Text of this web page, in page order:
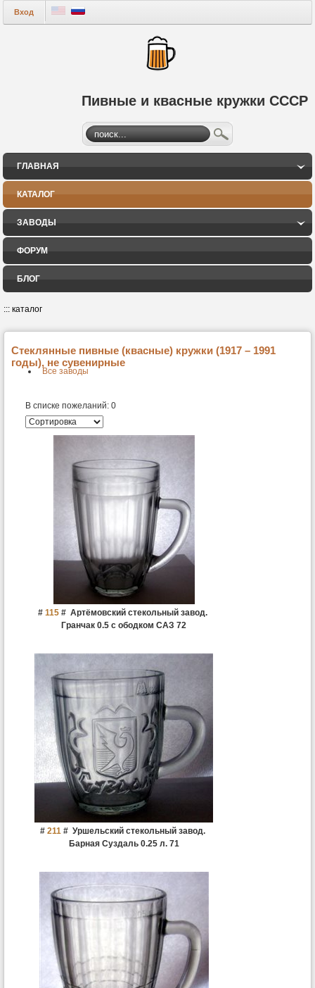
Пивные и квасные кружки СССР
Вход
ГЛАВНАЯ
КАТАЛОГ
ЗАВОДЫ
ФОРУМ
БЛОГ
::: каталог
Стеклянные пивные (квасные) кружки (1917 – 1991
годы), не сувенирные
Все заводы
В списке пожеланий: 0
# 115 # Артёмовский стекольный завод.
Гранчак 0.5 с ободком САЗ 72
# 211 # Уршельский стекольный завод.
Барная Суздаль 0.25 л. 71